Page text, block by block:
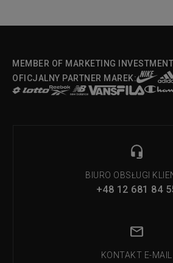
MEMBER OF MARKETING
OFICJALNY PARTNER MAREK:
BIURO OBSŁUGI
+48 12 681 84
KONTAKT E-MAIL